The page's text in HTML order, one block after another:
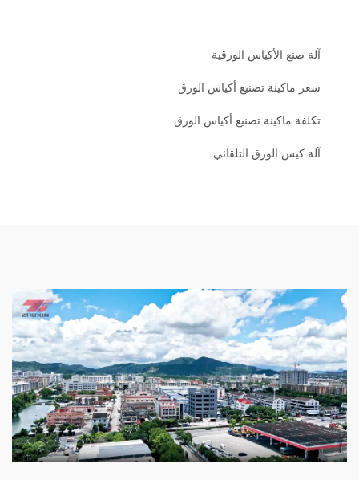
آلة صنع الأكياس الورقية
سعر ماكينة تصنيع أكياس الورق
تكلفة ماكينة تصنيع أكياس الورق
آلة كيس الورق التلقائي